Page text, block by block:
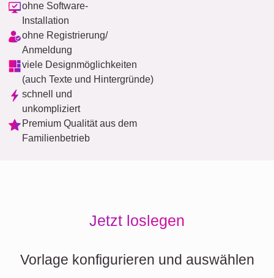
ohne Software-
Installation
ohne Registrierung/
Anmeldung
viele Designmöglichkeiten
(auch Texte und Hintergründe)
schnell und
unkompliziert
Premium Qualität aus dem
Familienbetrieb
Jetzt loslegen
Vorlage konfigurieren und auswählen